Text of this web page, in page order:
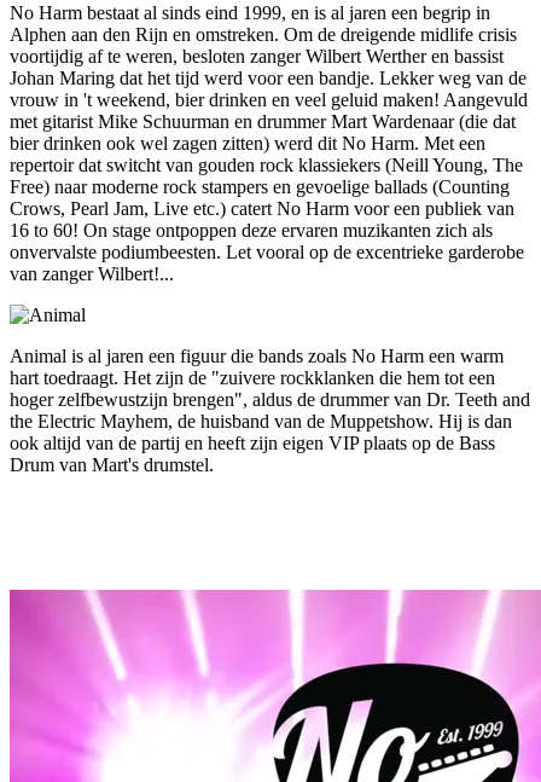
No Harm bestaat al sinds eind 1999, en is al jaren een begrip in
Alphen aan den Rijn en omstreken. Om de dreigende midlife crisis
voortijdig af te weren, besloten zanger Wilbert Werther en bassist
Johan Maring dat het tijd werd voor een bandje. Lekker weg van de
vrouw in 't weekend, bier drinken en veel geluid maken! Aangevuld
met gitarist Mike Schuurman en drummer Mart Wardenaar (die dat
bier drinken ook wel zagen zitten) werd dit No Harm. Met een
repertoir dat switcht van gouden rock klassiekers (Neill Young, The
Free) naar moderne rock stampers en gevoelige ballads (Counting
Crows, Pearl Jam, Live etc.) catert No Harm voor een publiek van
16 to 60! On stage ontpoppen deze ervaren muzikanten zich als
onvervalste podiumbeesten. Let vooral op de excentrieke garderobe
van zanger Wilbert!...
Animal is al jaren een figuur die bands zoals No Harm een warm
hart toedraagt. Het zijn de "zuivere rockklanken die hem tot een
hoger zelfbewustzijn brengen", aldus de drummer van Dr. Teeth and
the Electric Mayhem, de huisband van de Muppetshow. Hij is dan
ook altijd van de partij en heeft zijn eigen VIP plaats op de Bass
Drum van Mart's drumstel.